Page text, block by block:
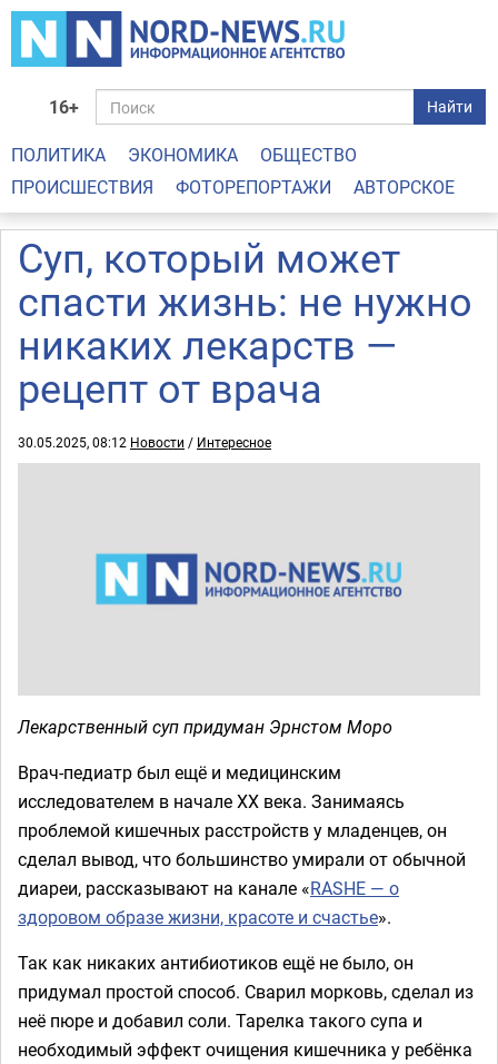
16+ Найти
ПОЛИТИКА ЭКОНОМИКА
ОБЩЕСТВО
ПРОИСШЕСТВИЯ
ФОТОРЕПОРТАЖИ АВТОРСКОЕ
Суп, который может
спасти жизнь: не нужно
никаких лекарств —
рецепт от врача
30.05.2025, 08:12 Новости / Интересное
Лекарственный суп придуман Эрнстом Моро
Врач-педиатр был ещё и медицинским
исследователем в начале XX века. Занимаясь
проблемой кишечных расстройств у младенцев, он
сделал вывод, что большинство умирали от обычной
диареи, рассказывают на канале «RASHE — о
здоровом образе жизни, красоте и счастье».
Так как никаких антибиотиков ещё не было, он
придумал простой способ. Сварил морковь, сделал из
неё пюре и добавил соли. Тарелка такого супа и
необходимый эффект очищения кишечника у ребёнка